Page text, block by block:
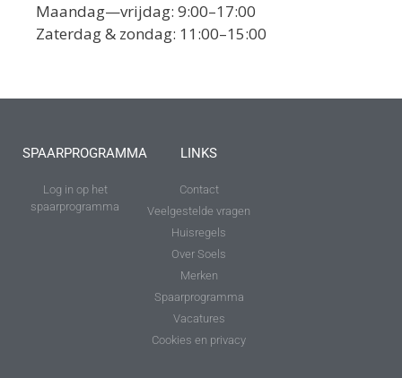
Maandag—vrijdag: 9:00–17:00
Zaterdag & zondag: 11:00–15:00
SPAARPROGRAMMA
Log in op het
spaarprogramma
LINKS
Contact
Veelgestelde vragen
Huisregels
Over Soels
Merken
Spaarprogramma
Vacatures
Cookies en privacy